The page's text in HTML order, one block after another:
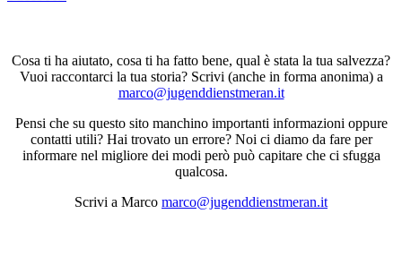
Cosa ti ha aiutato, cosa ti ha fatto bene, qual è stata la tua salvezza?
Vuoi raccontarci la tua storia? Scrivi (anche in forma anonima) a
marco@jugenddienstmeran.it
Pensi che su questo sito manchino importanti informazioni oppure
contatti utili? Hai trovato un errore? Noi ci diamo da fare per
informare nel migliore dei modi però può capitare che ci sfugga
qualcosa.
Scrivi a Marco marco@jugenddienstmeran.it